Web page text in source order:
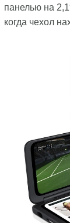
панелью на
когда чехол